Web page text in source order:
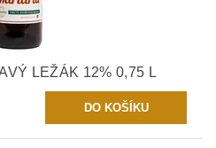
LEŽÁK 12% 0,75 L